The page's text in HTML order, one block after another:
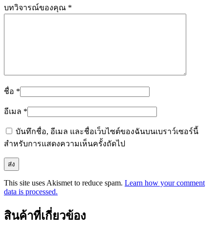
บทวิจารณ์ของคุณ *
ชื่อ *
อีเมล *
บันทึกชื่อ, อีเมล และชื่อเว็บไซต์ของฉันบนเบราว์เซอร์นี้
สำหรับการแสดงความเห็นครั้งถัดไป
This site uses Akismet to reduce spam. Learn how your comment
data is processed.
สินค้าที่เกี่ยวข้อง